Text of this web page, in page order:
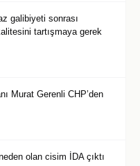
galibiyeti sonrası
tartışmaya gerek
Murat Gerenli CHP’den
olan cisim İDA çıktı